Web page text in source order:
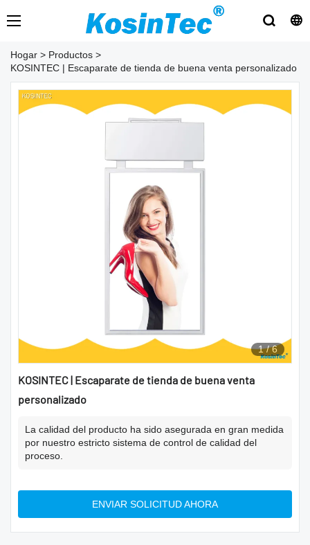
Hogar > Productos >
KOSINTEC | Escaparate de tienda de buena venta personalizado
1/6
KOSINTEC | Escaparate de tienda de buena venta
personalizado
La calidad del producto ha sido asegurada en gran medida
por nuestro estricto sistema de control de calidad del
proceso.
ENVIAR SOLICITUD AHORA